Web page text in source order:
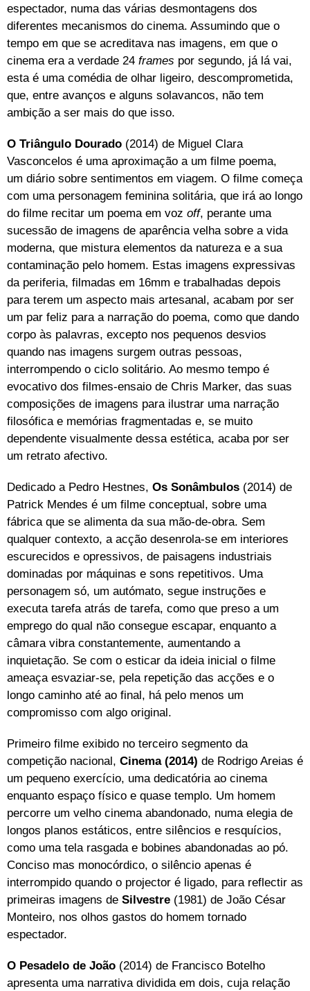
espectador, numa das várias desmontagens dos
diferentes mecanismos do cinema. Assumindo que o
tempo em que se acreditava nas imagens, em que o
cinema era a verdade 24 frames por segundo, já lá vai,
esta é uma comédia de olhar ligeiro, descomprometida,
que, entre avanços e alguns solavancos, não tem
ambição a ser mais do que isso.
O Triângulo Dourado (2014) de Miguel Clara
Vasconcelos é uma aproximação a um filme poema,
um diário sobre sentimentos em viagem. O filme começa
com uma personagem feminina solitária, que irá ao longo
do filme recitar um poema em voz off, perante uma
sucessão de imagens de aparência velha sobre a vida
moderna, que mistura elementos da natureza e a sua
contaminação pelo homem. Estas imagens expressivas
da periferia, filmadas em 16mm e trabalhadas depois
para terem um aspecto mais artesanal, acabam por ser
um par feliz para a narração do poema, como que dando
corpo às palavras, excepto nos pequenos desvios
quando nas imagens surgem outras pessoas,
interrompendo o ciclo solitário. Ao mesmo tempo é
evocativo dos filmes-ensaio de Chris Marker, das suas
composições de imagens para ilustrar uma narração
filosófica e memórias fragmentadas e, se muito
dependente visualmente dessa estética, acaba por ser
um retrato afectivo.
Dedicado a Pedro Hestnes, Os Sonâmbulos (2014) de
Patrick Mendes é um filme conceptual, sobre uma
fábrica que se alimenta da sua mão-de-obra. Sem
qualquer contexto, a acção desenrola-se em interiores
escurecidos e opressivos, de paisagens industriais
dominadas por máquinas e sons repetitivos. Uma
personagem só, um autómato, segue instruções e
executa tarefa atrás de tarefa, como que preso a um
emprego do qual não consegue escapar, enquanto a
câmara vibra constantemente, aumentando a
inquietação. Se com o esticar da ideia inicial o filme
ameaça esvaziar-se, pela repetição das acções e o
longo caminho até ao final, há pelo menos um
compromisso com algo original.
Primeiro filme exibido no terceiro segmento da
competição nacional, Cinema (2014) de Rodrigo Areias é
um pequeno exercício, uma dedicatória ao cinema
enquanto espaço físico e quase templo. Um homem
percorre um velho cinema abandonado, numa elegia de
longos planos estáticos, entre silêncios e resquícios,
como uma tela rasgada e bobines abandonadas ao pó.
Conciso mas monocórdico, o silêncio apenas é
interrompido quando o projector é ligado, para reflectir as
primeiras imagens de Silvestre (1981) de João César
Monteiro, nos olhos gastos do homem tornado
espectador.
O Pesadelo de João (2014) de Francisco Botelho
apresenta uma narrativa dividida em dois, cuja relação